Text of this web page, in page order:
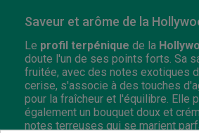
Saveur et arôme de la
Le profil terpénique de la
doute l'un de ses points forts. Sa
fruitée, avec des notes exotiques
cerise, s'associe à des touches
pour la fraîcheur et l'équilibre. Elle
également un bouquet doux et
notes terreuses qui se marient